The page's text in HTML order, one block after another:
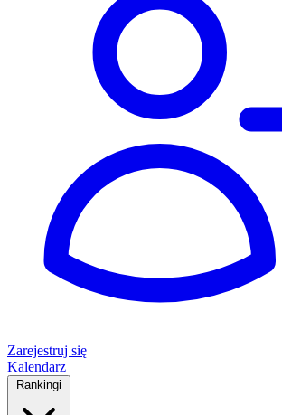
Zarejestruj się
Kalendarz
Rankingi